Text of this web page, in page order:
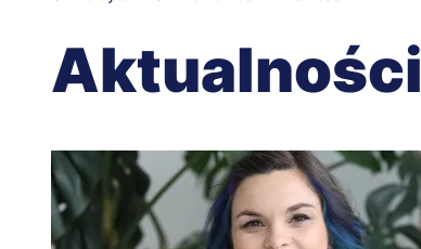
Ścieżka
nawigacyjna
Aktualności